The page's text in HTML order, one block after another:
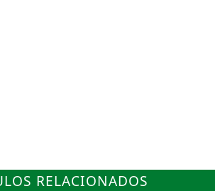
RELACIONADOS